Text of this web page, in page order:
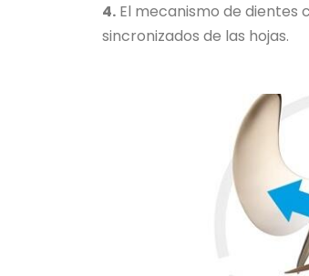
4. El mecanismo de
sincronizados de las hojas.